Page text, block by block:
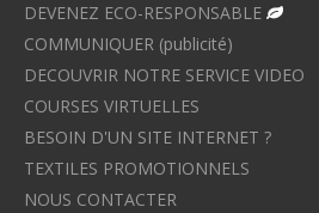
DEVENEZ ECO-RESPONSABLE
COMMUNIQUER (publicité)
DECOUVRIR NOTRE SERVICE VIDEO
COURSES VIRTUELLES
BESOIN D'UN SITE INTERNET ?
TEXTILES PROMOTIONNELS
NOUS CONTACTER